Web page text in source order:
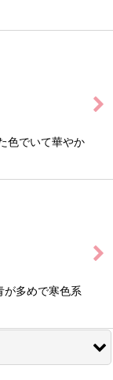
色でいて華やか
が多めで寒色系